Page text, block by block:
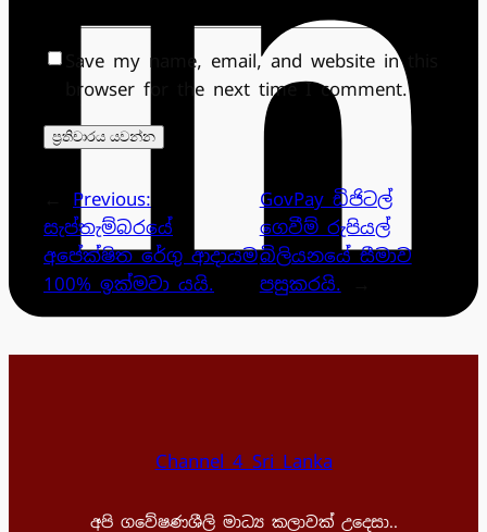
Save my name, email, and website in this
browser for the next time I comment.
Previous:
සැප්තැම්බරයේ
අපේක්ෂිත රේගු ආදායම
100% ඉක්මවා යයි.
GovPay ඩිජිටල්
ගෙවීම් රුපියල්
බිලියනයේ සීමාව
පසුකරයි.
Channel 4 Sri Lanka
අපි ගවේෂණශීලි මාධ්‍ය කලාවක් උදෙසා..